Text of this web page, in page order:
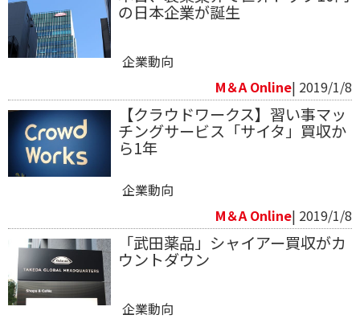
の日本企業が誕生
企業動向
M＆A Online| 2019/1/8
【クラウドワークス】習い事マッ
チングサービス「サイタ」買収か
ら1年
企業動向
M＆A Online| 2019/1/8
「武田薬品」シャイアー買収がカ
ウントダウン
企業動向